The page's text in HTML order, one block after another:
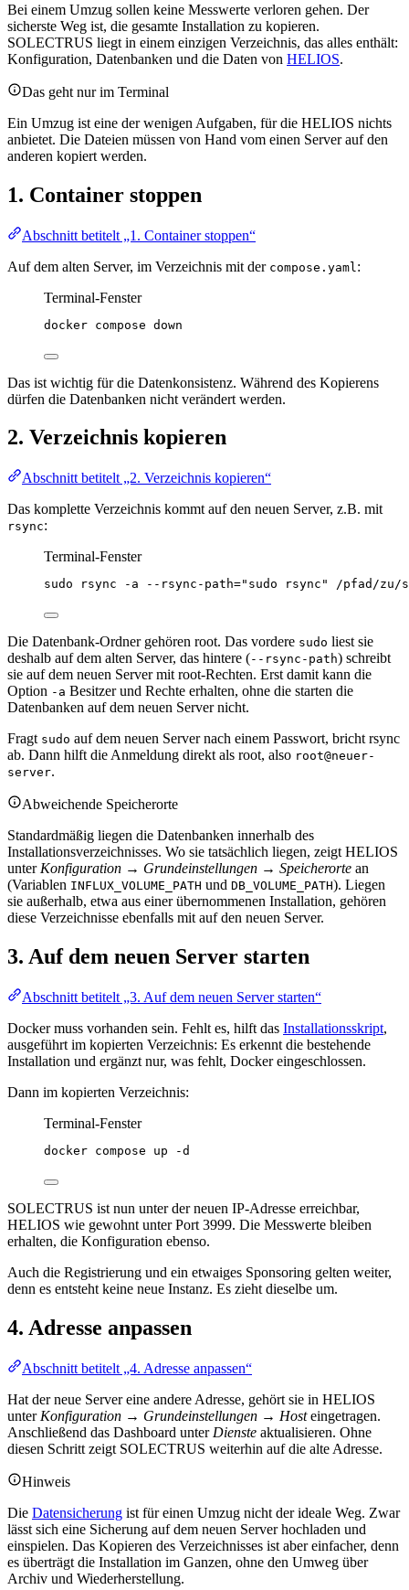
Bei einem Umzug sollen keine Messwerte verloren gehen. Der
sicherste Weg ist, die gesamte Installation zu kopieren.
SOLECTRUS liegt in einem einzigen Verzeichnis, das alles enthält:
Konfiguration, Datenbanken und die Daten von HELIOS.
Das geht nur im Terminal
Ein Umzug ist eine der wenigen Aufgaben, für die HELIOS nichts
anbietet. Die Dateien müssen von Hand vom einen Server auf den
anderen kopiert werden.
1. Container stoppen
Abschnitt betitelt „1. Container stoppen“
Auf dem alten Server, im Verzeichnis mit der compose.yaml :
Terminal-Fenster
docker compose down
Das ist wichtig für die Datenkonsistenz. Während des Kopierens
dürfen die Datenbanken nicht verändert werden.
2. Verzeichnis kopieren
Abschnitt betitelt „2. Verzeichnis kopieren“
Das komplette Verzeichnis kommt auf den neuen Server, z.B. mit
rsync:
Terminal-Fenster
sudo rsync -a --rsync-path=" sudo rsync " /pfad/zu/
Die Datenbank-Ordner gehören root. Das vordere sudo liest sie
deshalb auf dem alten Server, das hintere (--rsync-path) schreibt
sie auf dem neuen Server mit root-Rechten. Erst damit kann die
Option -a Besitzer und Rechte erhalten, ohne die starten die
Datenbanken auf dem neuen Server nicht.
Fragt sudo auf dem neuen Server nach einem Passwort, bricht rsync
ab. Dann hilft die Anmeldung direkt als root, also root@neuer-
server.
Abweichende Speicherorte
Standardmäßig liegen die Datenbanken innerhalb des
Installationsverzeichnisses. Wo sie tatsächlich liegen, zeigt HELIOS
unter Konfiguration → Grundeinstellungen → Speicherorte an
(Variablen INFLUX_VOLUME_PATH und DB_VOLUME_PATH). Liegen
sie außerhalb, etwa aus einer übernommenen Installation, gehören
diese Verzeichnisse ebenfalls mit auf den neuen Server.
3. Auf dem neuen Server starten
Abschnitt betitelt „3. Auf dem neuen Server starten“
Docker muss vorhanden sein. Fehlt es, hilft das Installationsskript,
ausgeführt im kopierten Verzeichnis: Es erkennt die bestehende
Installation und ergänzt nur, was fehlt, Docker eingeschlossen.
Dann im kopierten Verzeichnis:
Terminal-Fenster
docker compose up -d
SOLECTRUS ist nun unter der neuen IP-Adresse erreichbar,
HELIOS wie gewohnt unter Port 3999. Die Messwerte bleiben
erhalten, die Konfiguration ebenso.
Auch die Registrierung und ein etwaiges Sponsoring gelten weiter,
denn es entsteht keine neue Instanz. Es zieht dieselbe um.
4. Adresse anpassen
Abschnitt betitelt „4. Adresse anpassen“
Hat der neue Server eine andere Adresse, gehört sie in HELIOS
unter Konfiguration → Grundeinstellungen → Hosteingetragen.
Anschließend das Dashboard unter Dienste aktualisieren. Ohne
diesen Schritt zeigt SOLECTRUS weiterhin auf die alte Adresse.
Hinweis
Die Datensicherung ist für einen Umzug nicht der ideale Weg. Zwar
lässt sich eine Sicherung auf dem neuen Server hochladen und
einspielen. Das Kopieren des Verzeichnisses ist aber einfacher, denn
es überträgt die Installation im Ganzen, ohne den Umweg über
Archiv und Wiederherstellung.